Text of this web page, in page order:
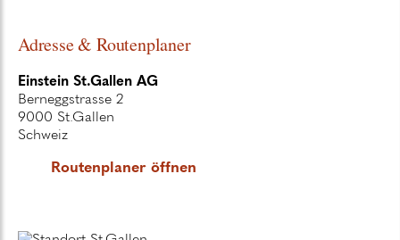
Adresse & Routenplaner
Einstein St.Gallen AG
Berneggstrasse 2
9000 St.Gallen
Schweiz
Routenplaner öffnen